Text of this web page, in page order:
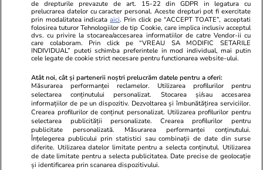
Intervenția Bruxelles-ului a fost praf în ochi:
conflictul dintre Spania și Italia privind
controalele la frontieră se acutizează.
Madridul amenință cu represalii
de drepturile prevazute de art. 15-22 din GDPR in legatura cu
prelucrarea datelor cu caracter personal. Aceste drepturi pot fi exercitate
prin modalitatea indicataaici. Prin click pe “ACCEPT TOATE”, acceptati
folosirea tuturor Tehnologiilor de tip Cookie, care implica inclusiv acceptul
dvs. cu privire la stocarea/accesarea informatiilor de catre Vendor-ii cu
care colaboram. Prin click pe “VREAU SA MODIFIC SETARILE
INDIVIDUAL” puteti schimba preferintele in mod individual, mai putin
cele legate de cookie strict necesare pentru functionarea website-ului.
Atât noi, cât și partenerii noștri prelucrăm datele pentru a oferi:
Măsurarea performanței reclamelor. Utilizarea profilurilor pentru
selectarea conținutului personalizat. Stocarea și/sau accesarea
informațiilor de pe un dispozitiv. Dezvoltarea și îmbunătățirea serviciilor.
Crearea profilurilor de conținut personalizat. Utilizarea profilurilor pentru
selectarea publicității personalizate. Crearea profilurilor pentru
publicitate personalizată. Măsurarea performanței conținutului.
Înțelegerea publicului prin statistici sau combinații de date din surse
diferite. Utilizarea datelor limitate pentru a selecta conținutul. Utilizarea
de date limitate pentru a selecta publicitatea. Date precise de geolocație
și identificarea prin scanarea dispozitivului.